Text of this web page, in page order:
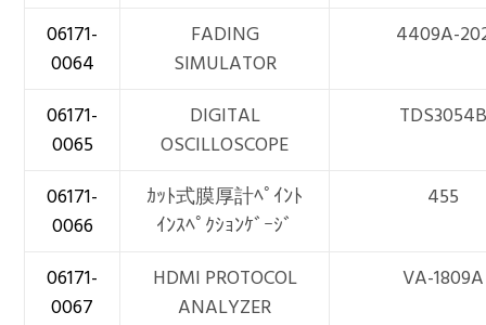
06171-
0064
FADING
SIMULATOR
4409A-
06171-
0065
DIGITAL
OSCILLOSCOPE
06171-
0066
ｶｯﾄ式膜厚計ﾍﾟｲﾝﾄ
ｲﾝｽﾍﾟｸｼｮﾝｹﾞｰｼﾞ
455
06171-
0067
HDMI PROTOCOL
ANALYZER
VA-1809A